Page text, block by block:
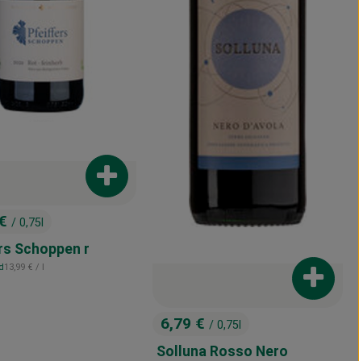
hinzufügen
/ 0,75l
Schoppen r
, Referenzpreis:
13,99 € / l
Produkt zum Warenkorb hinzufügen
, Preis:
6,79 € / 0,75l
Solluna Rosso Nero